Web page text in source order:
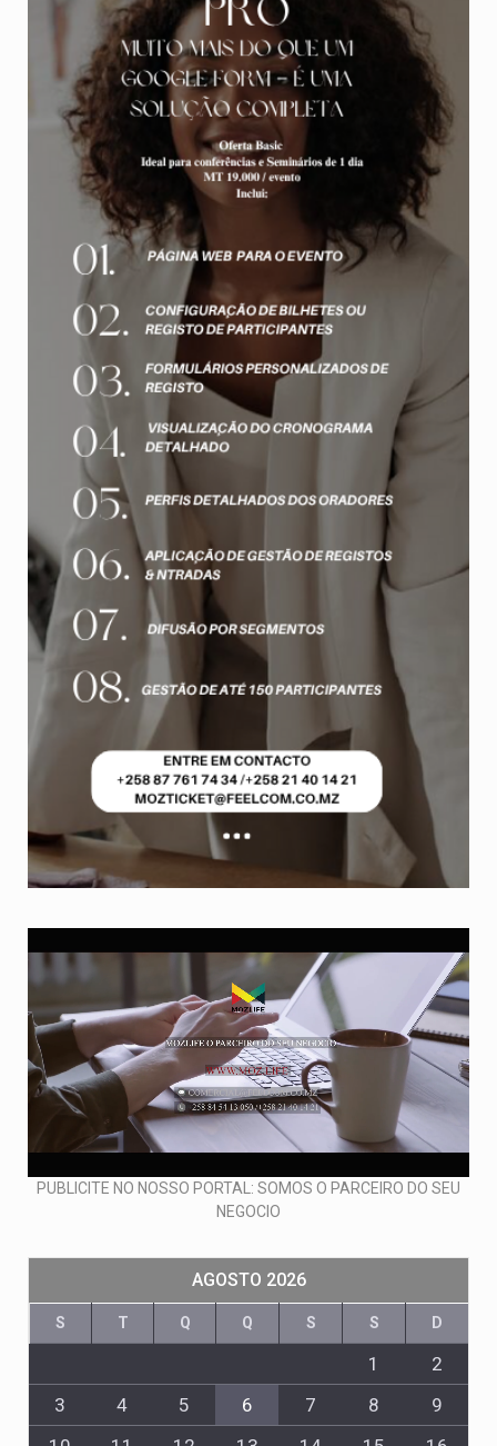
PUBLICITE NO NOSSO PORTAL: SOMOS O PARCEIRO DO SEU
NEGOCIO
AGOSTO 2026
S T Q Q S S D
1
2
3
4 5 6 7 8
9